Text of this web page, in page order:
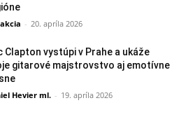
- 20. apríla 2026
Clapton vystúpi v Prahe a ukáže
gitarové majstrovstvo aj emotívne
Hevier ml. - 19. apríla 2026